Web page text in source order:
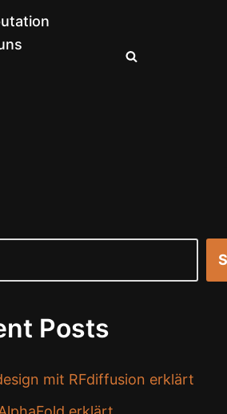
Posts
mit RFdiffusion erklärt